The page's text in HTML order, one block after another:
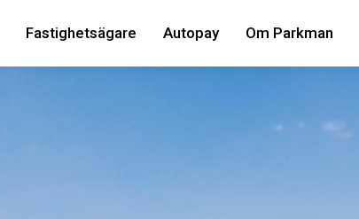
Fastighetsägare Autopay Om Parkman